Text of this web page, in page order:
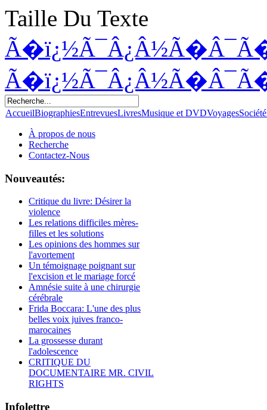
Taille Du Texte
AccueilBiographiesEntrevuesLivresMusique et DVDVoyagesSociété
À propos de nous
Recherche
Contactez-Nous
Nouveautés:
Critique du livre: Désirer la
violence
Les relations difficiles mères-
filles et les solutions
Les opinions des hommes sur
l'avortement
Un témoignage poignant sur
l'excision et le mariage forcé
Amnésie suite à une chirurgie
cérébrale
Frida Boccara: L'une des plus
belles voix juives franco-
marocaines
La grossesse durant
l'adolescence
CRITIQUE DU
DOCUMENTAIRE MR. CIVIL
RIGHTS
Infolettre